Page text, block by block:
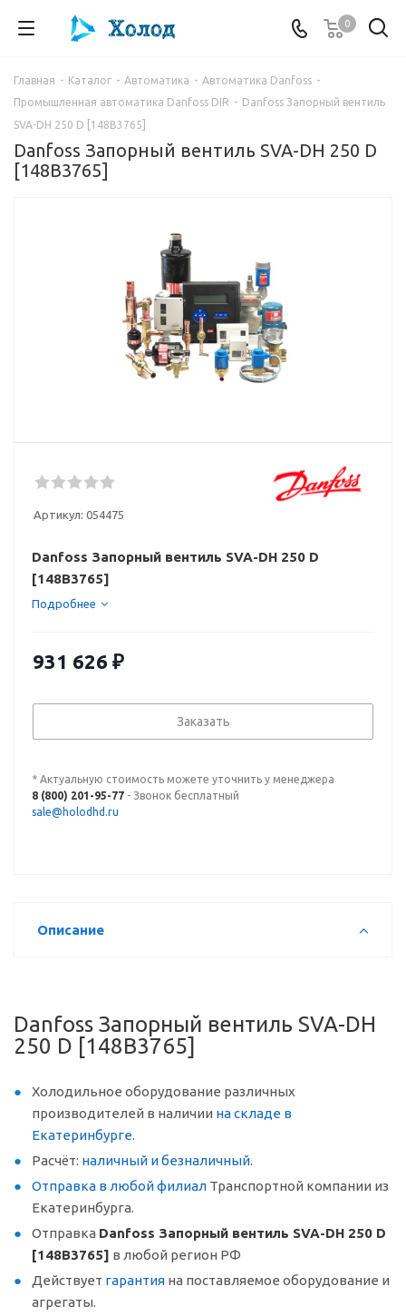
0
Главная - Каталог - Автоматика - Автоматика Danfoss -
Промышленная автоматика Danfoss DIR - Danfoss Запорный вентиль
SVA-DH 250 D [148B3765]
Danfoss Запорный вентиль SVA-DH 250 D
[148B3765]
Артикул: 054475
Danfoss Запорный вентиль SVA-DH 250 D
[148B3765]
Подробнее
931 626 ₽
Заказать
* Актуальную стоимость можете уточнить у менеджера
8 (800) 201-95-77 - Звонок бесплатный
sale@holodhd.ru
Описание
Danfoss Запорный вентиль SVA-DH
250 D [148B3765]
Холодильное оборудование различных
производителей в наличии на складе в
Екатеринбурге.
Расчёт: наличный и безналичный.
Отправка в любой филиал Транспортной компании из
Екатеринбурга.
Отправка Danfoss Запорный вентиль SVA-DH 250 D
[148B3765] в любой регион РФ
Действует гарантия на поставляемое оборудование и
агрегаты.